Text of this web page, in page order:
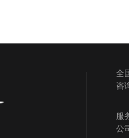
全
咨
服
公